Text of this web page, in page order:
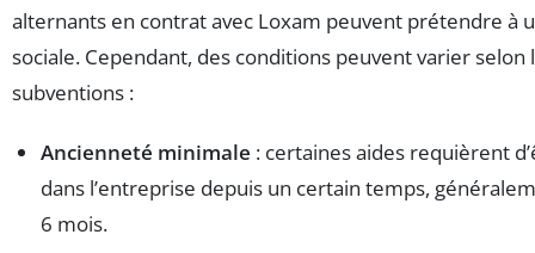
alternants en contrat avec Loxam peuvent prétendre à
sociale. Cependant, des conditions peuvent varier selon
subventions :
Ancienneté minimale : certaines aides requièrent
dans l’entreprise depuis un certain temps,
6 mois.